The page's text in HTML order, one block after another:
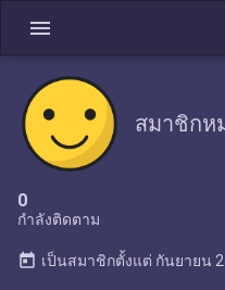
menu
สมาชิกห
0
กำลังติดตาม
today เป็นสมาชิกตั้งแต่ กันยายน